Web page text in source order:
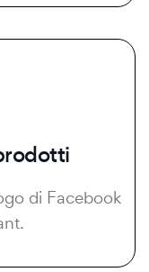
di Facebook